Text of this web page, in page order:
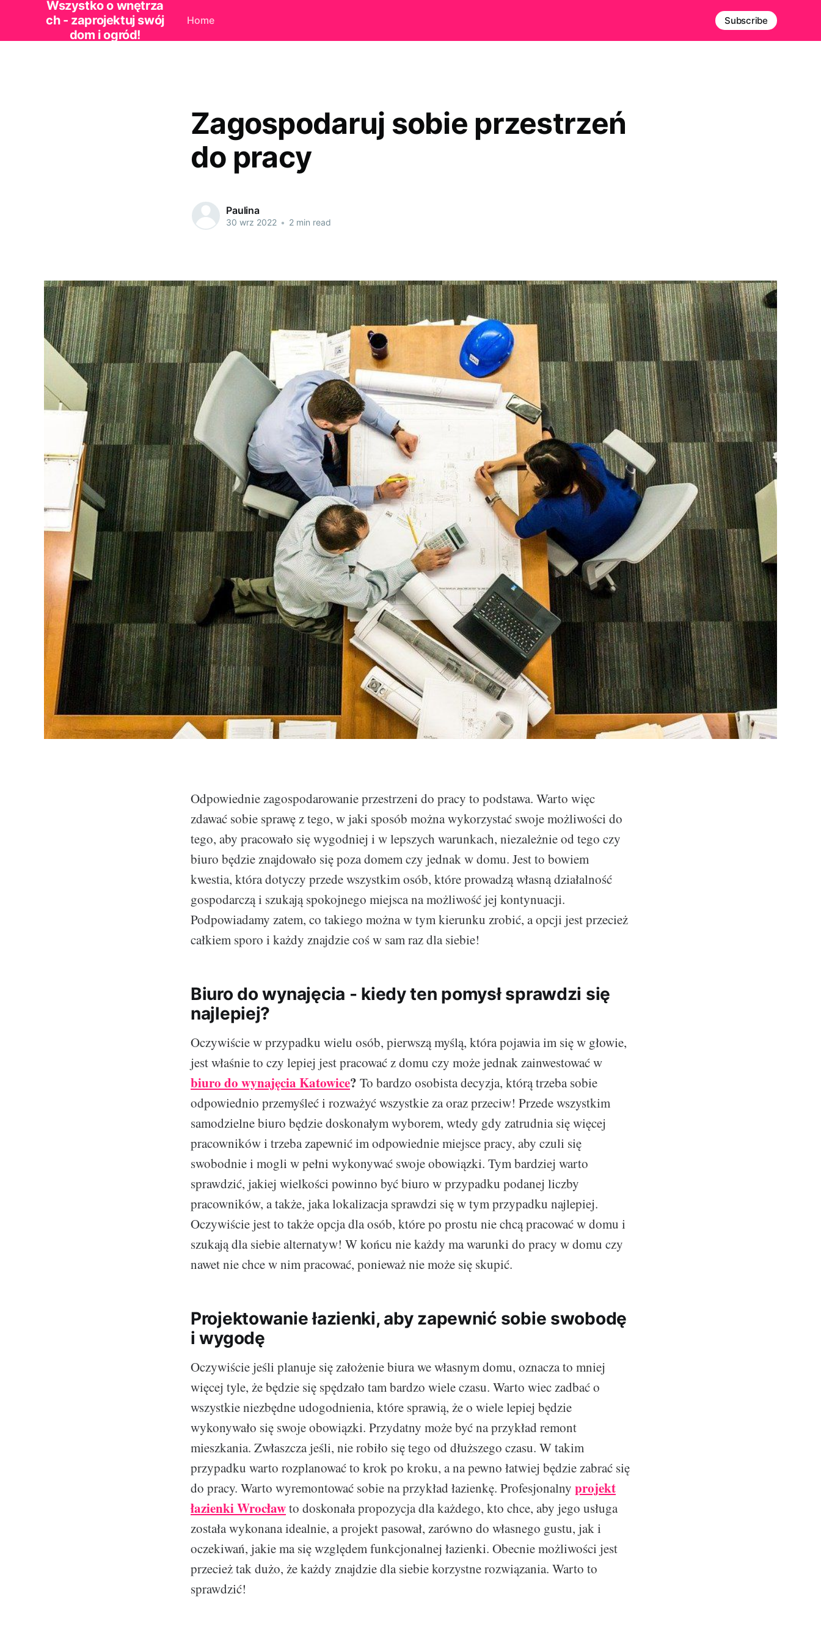
Wszystko o wnętrza
ch - zaprojektuj swój
dom i ogród!
Home Subscribe
Zagospodaruj sobie przestrzeń
do pracy
Paulina
30 wrz 2022 • 2 min read
Odpowiednie zagospodarowanie przestrzeni do pracy to podstawa. Warto więc
zdawać sobie sprawę z tego, w jaki sposób można wykorzystać swoje możliwości do
tego, aby pracowało się wygodniej i w lepszych warunkach, niezależnie od tego czy
biuro będzie znajdowało się poza domem czy jednak w domu. Jest to bowiem
kwestia, która dotyczy przede wszystkim osób, które prowadzą własną działalność
gospodarczą i szukają spokojnego miejsca na możliwość jej kontynuacji.
Podpowiadamy zatem, co takiego można w tym kierunku zrobić, a opcji jest przecież
całkiem sporo i każdy znajdzie coś w sam raz dla siebie!
Biuro do wynajęcia - kiedy ten pomysł sprawdzi się
najlepiej?
Oczywiście w przypadku wielu osób, pierwszą myślą, która pojawia im się w głowie,
jest właśnie to czy lepiej jest pracować z domu czy może jednak zainwestować w
biuro do wynajęcia Katowice? To bardzo osobista decyzja, którą trzeba sobie
odpowiednio przemyśleć i rozważyć wszystkie za oraz przeciw! Przede wszystkim
samodzielne biuro będzie doskonałym wyborem, wtedy gdy zatrudnia się więcej
pracowników i trzeba zapewnić im odpowiednie miejsce pracy, aby czuli się
swobodnie i mogli w pełni wykonywać swoje obowiązki. Tym bardziej warto
sprawdzić, jakiej wielkości powinno być biuro w przypadku podanej liczby
pracowników, a także, jaka lokalizacja sprawdzi się w tym przypadku najlepiej.
Oczywiście jest to także opcja dla osób, które po prostu nie chcą pracować w domu i
szukają dla siebie alternatyw! W końcu nie każdy ma warunki do pracy w domu czy
nawet nie chce w nim pracować, ponieważ nie może się skupić.
Projektowanie łazienki, aby zapewnić sobie swobodę
i wygodę
Oczywiście jeśli planuje się założenie biura we własnym domu, oznacza to mniej
więcej tyle, że będzie się spędzało tam bardzo wiele czasu. Warto wiec zadbać o
wszystkie niezbędne udogodnienia, które sprawią, że o wiele lepiej będzie
wykonywało się swoje obowiązki. Przydatny może być na przykład remont
mieszkania. Zwłaszcza jeśli, nie robiło się tego od dłuższego czasu. W takim
przypadku warto rozplanować to krok po kroku, a na pewno łatwiej będzie zabrać się
do pracy. Warto wyremontować sobie na przykład łazienkę. Profesjonalny projekt
łazienki Wrocławto doskonała propozycja dla każdego, kto chce, aby jego usługa
została wykonana idealnie, a projekt pasował, zarówno do własnego gustu, jak i
oczekiwań, jakie ma się względem funkcjonalnej łazienki. Obecnie możliwości jest
przecież tak dużo, że każdy znajdzie dla siebie korzystne rozwiązania. Warto to
sprawdzić!